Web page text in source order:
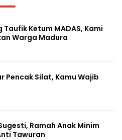
Taufik Ketum MADAS, Kami
Warga Madura
Pencak Silat, Kamu Wajib
Ramah Anak Minim
Tawuran